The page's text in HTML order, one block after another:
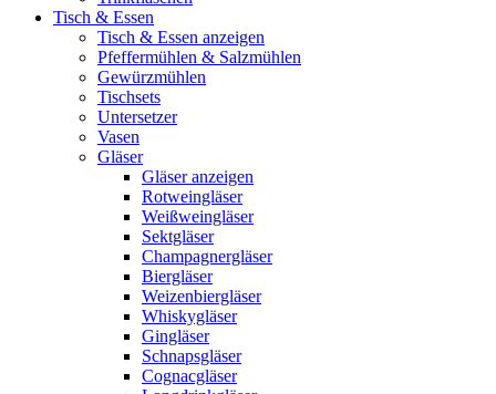
Tisch & Essen
Tisch & Essen anzeigen
Pfeffermühlen & Salzmühlen
Gewürzmühlen
Tischsets
Untersetzer
Vasen
Gläser
Gläser anzeigen
Rotweingläser
Weißweingläser
Sektgläser
Champagnergläser
Biergläser
Weizenbiergläser
Whiskygläser
Gingläser
Schnapsgläser
Cognacgläser